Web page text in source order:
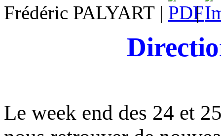
Frédéric PALYART |
|
Le week end des 24 et